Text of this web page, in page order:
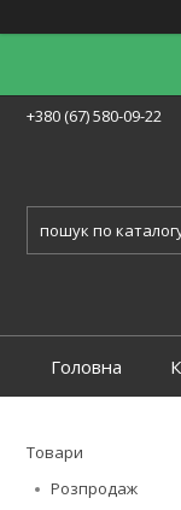
+380 (67) 580-09-22
Головна
Товари
Розпродаж